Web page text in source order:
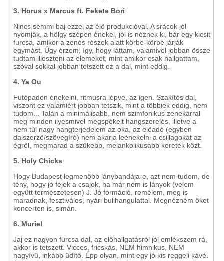
3. Horus x Marcus ft. Fekete Bori
Nincs semmi baj ezzel az élő produkcióval. A srácok jól
nyomják, a hölgy szépen énekel, jól is néznek ki, bár egy kicsit
furcsa, amikor a zenés részek alatt körbe-körbe járják
egymást. Úgy érzem, így, hogy láttam, valamivel jobban össze
tudtam illeszteni az elemeket, mint amikor csak hallgattam,
szóval sokkal jobban tetszett ez a dal, mint eddig.
4. Ya Ou
Futópadon énekelni, ritmusra lépve, az igen. Szakítós dal,
viszont ez valamiért jobban tetszik, mint a többiek eddig, nem
tudom... Talán a minimálisabb, nem szimfonikus zenekarral
meg minden ilyesmivel megspékelt hangszerelés, illetve a
nem túl nagy hangterjedelem az oka, az előadó (egyben
dalszerző/szövegíró) nem akarja leénekelni a csillagokat az
égről, megmarad a szűkebb, melankolikusabb keretek közt.
5. Holy Chicks
Hogy Budapest legmenőbb lánybandája-e, azt nem tudom, de
tény, hogy jó fejek a csajok, ha már nem is lányok (velem
együtt természetesen) J. Jó formáció, remélem, meg is
maradnak, fesztiválos, nyári bulihangulattal. Megnézném őket
koncerten is, simán.
6. Muriel
Jaj ez nagyon furcsa dal, az előhallgatásról jól emlékszem rá,
akkor is tetszett. Vicces, fricskás, NEM himnikus, NEM
nagyívű, inkább üdítő. Épp olyan, mint egy jó kis reggeli kávé.